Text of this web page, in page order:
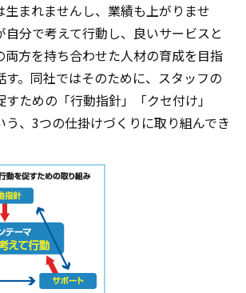
生まれませんし、業績も上がりませ
自分で考えて行動し、良いサービスと
両方を持ち合わせた人材の育成を目指
す。同社ではそのために、スタッフの
ための「行動指針」「クセ付け」
う、3つの仕掛けづくりに取り組んでき